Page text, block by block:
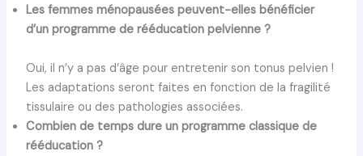
Les femmes ménopausées peuvent-elles bénéficier
d’un programme de rééducation pelvienne ?
Oui, il n’y a pas d’âge pour entretenir son tonus pelvien !
Les adaptations seront faites en fonction de la fragilité
tissulaire ou des pathologies associées.
Combien de temps dure un programme classique de
rééducation ?